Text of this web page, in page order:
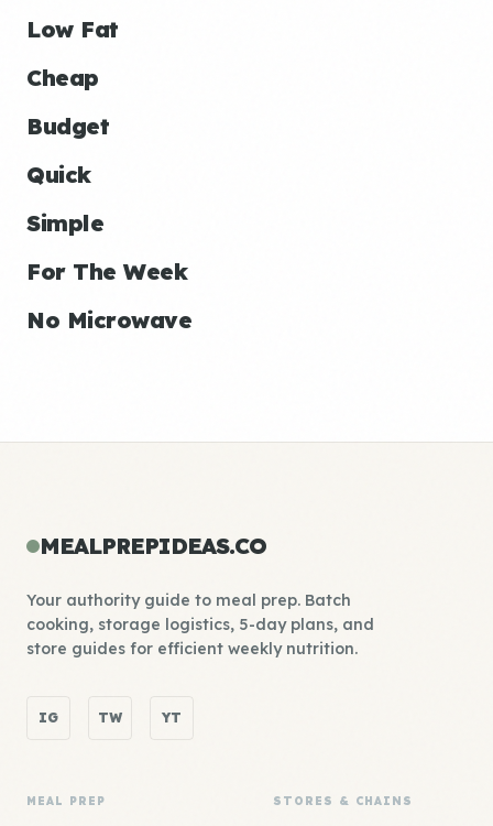
Low Fat
Cheap
Budget
Quick
Simple
For The Week
No Microwave
MEALPREPIDEAS.CO
Your authority guide to meal prep. Batch
cooking, storage logistics, 5-day plans, and
store guides for efficient weekly nutrition.
IG TW YT
MEAL PREP STORES & CHAINS